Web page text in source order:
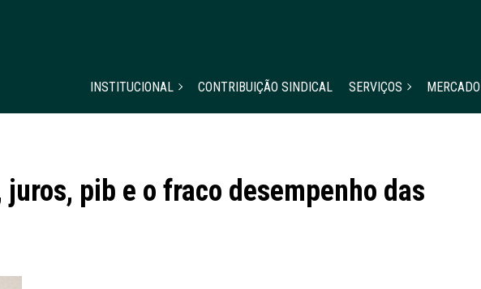
INSTITUCIONAL CONTRIBUIÇÃO SINDICAL SERVIÇOS MERCADO
pib e o fraco desempenho das